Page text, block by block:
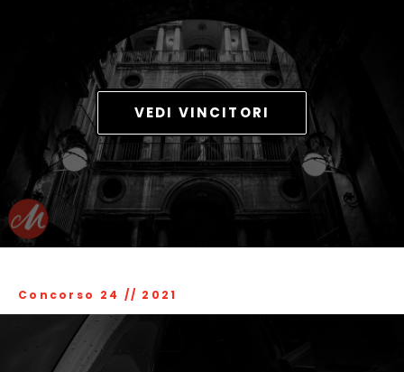
VEDI VINCITORI
Concorso 24 // 2021